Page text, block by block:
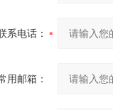
系电话：
用邮箱：